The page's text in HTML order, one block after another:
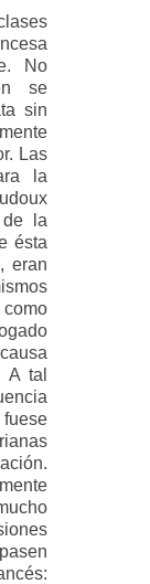
No
se
sin
Las
la
de la
ésta
eran
tal